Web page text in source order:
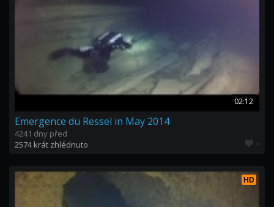
02:12
Emergence du Ressel in May 2014
4241 dny před
2574 krát zhlédnuto
-
HD